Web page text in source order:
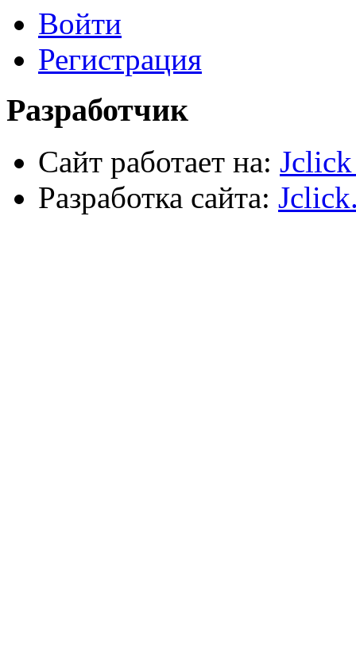
Электрика, осветительное оборудование
Пена и герметики
Автомобильный инструмент
Сварочное оборудование
Силовое оборудование
Войти
Регистрация
Разработчик
Сайт работает на:
Разработка сайта: